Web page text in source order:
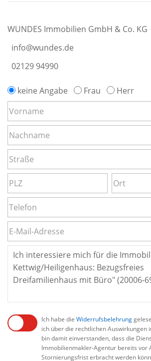
WUNDES Immobilien GmbH & Co. KG
info@wundes.de
02129 94990
keine Angabe Frau Herr
Ich habe die Widerrufsbelehrung
ich über die rechtlichen Auswirkungen
bin damit einverstanden, dass die
Immobilienmakler-Agentur bereits vor
Stornierungsfrist erbracht werden